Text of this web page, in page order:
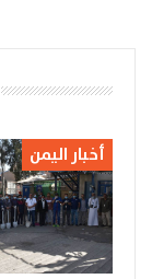
أخبار اليمن